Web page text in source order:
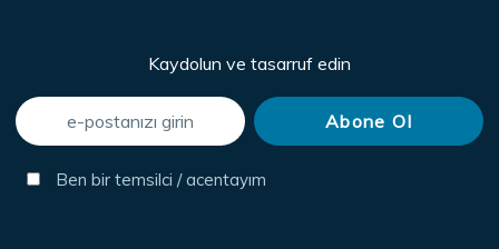
Kaydolun ve tasarruf edin
Ben bir temsilci / acentayım